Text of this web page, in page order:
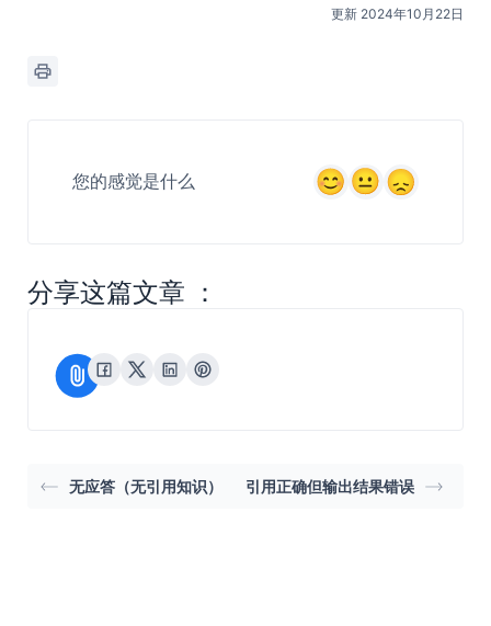
更新 2024年10月22日
您的感觉是什么
分享这篇文章 ：
无应答（无引用知识） 引用正确但输出结果错误